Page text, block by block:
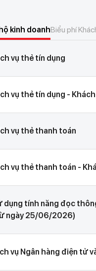
Khách hàng Doanh nghiệp
hàng Cá nhân và hộ
kinh doanhBiểu phí
vụ thẻ tín dụng
vụ thẻ tín dụng -
vụ thẻ thanh toán
vụ thẻ thanh toán -
dụng tính năng đọc
ngày 25/06/2026)
vụ Ngân hàng điện tử